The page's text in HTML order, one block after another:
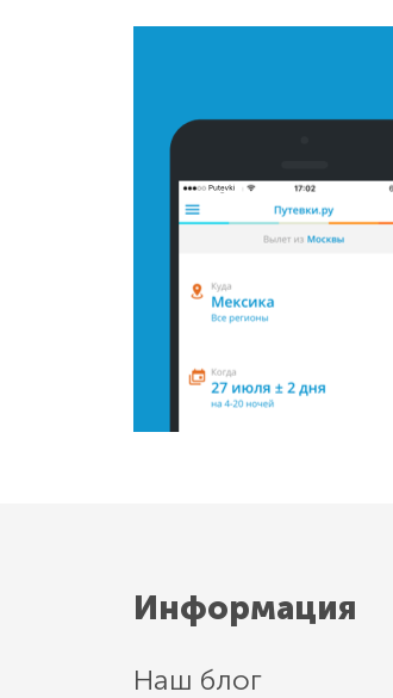
Информация
Наш блог